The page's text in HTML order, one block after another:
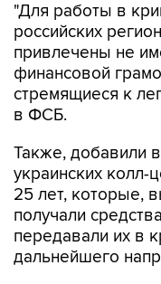
"Для работы в
российских
привлечены не
финансовой
стремящиеся к
в ФСБ.
Также, добавили
украинских колл-
25 лет, которые,
получали
передавали их в
дальнейшего